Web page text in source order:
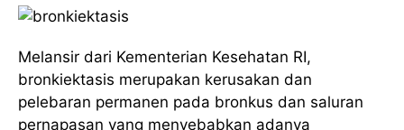
Melansir dari Kementerian Kesehatan RI,
bronkiektasis merupakan kerusakan dan
pelebaran permanen pada bronkus dan saluran
pernapasan yang menyebabkan adanya